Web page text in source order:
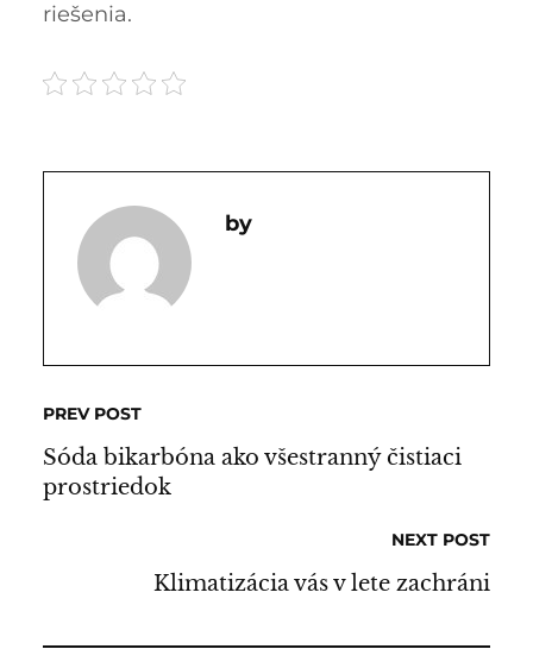
riešenia.
PREV POST
Sóda bikarbóna ako všestranný čistiaci
prostriedok
NEXT POST
Klimatizácia vás v lete zachráni